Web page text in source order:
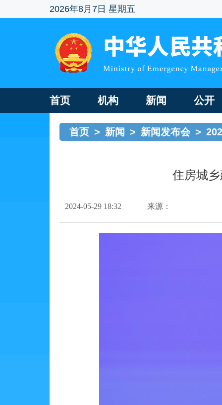
2026年8月7日 星期五
首页 机构 新闻 公开
首页 > 新闻 > 新闻发布会 >
住房城
2024-05-29 18:32 来源：